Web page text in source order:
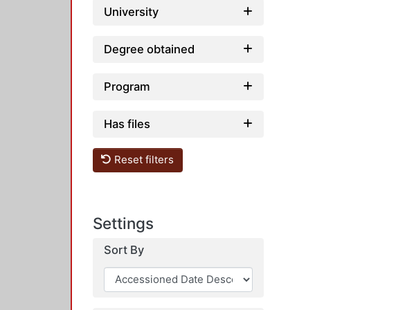
University
Degree obtained
Program
Has files
Reset filters
Settings
Sort By